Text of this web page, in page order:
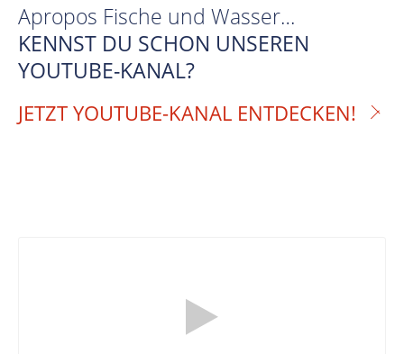
Apropos Fische und Wasser…
KENNST DU SCHON UNSEREN
YOUTUBE-KANAL?
JETZT YOUTUBE-KANAL ENTDECKEN!